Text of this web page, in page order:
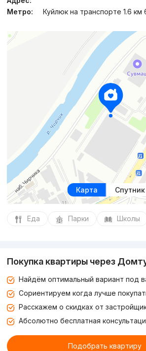
Метро:
Куйлюк на транспорте 1.6 км
Карта Спутник
Еда Парки Школы
Покупка квартиры через
Найдём оптимальный вариант под
Сориентируем когда лучше
Расскажем о скидках от
Абсолютно бесплатная
Подобрать квартиру